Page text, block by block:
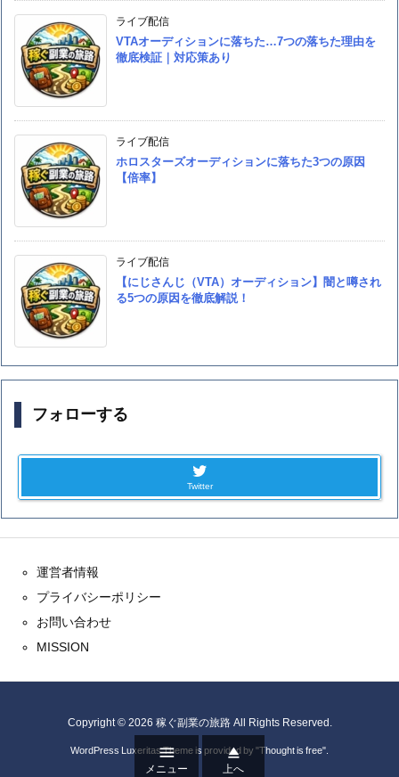
ライブ配信
VTAオーディションに落ちた…7つの落ちた理由を
徹底検証｜対応策あり
ライブ配信
ホロスターズオーディションに落ちた3つの原因
【倍率】
ライブ配信
【にじさんじ（VTA）オーディション】闇と噂され
る5つの原因を徹底解説！
フォローする
Twitter
運営者情報
プライバシーポリシー
お問い合わせ
MISSION
Copyright © 2026 稼ぐ副業の旅路All Rights Reserved.
WordPress Luxeritas Theme is provided by "Thought is free".

メニュー

上へ